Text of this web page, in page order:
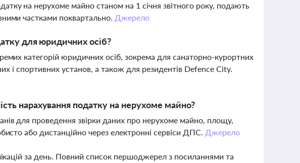
на нерухоме майно станом на 1 січня звітного року, подають
частками поквартально. Джерело
для юридичних осіб?
категорій юридичних осіб, зокрема для санаторно-курортних
і спортивних установ, а також для резидентів Defence City.
нарахування податку на нерухоме майно?
для проведення звірки даних про нерухоме майно, площу,
або дистанційно через електронні сервіси ДПС. Джерело
за день. Повний список першоджерел з посиланнями та